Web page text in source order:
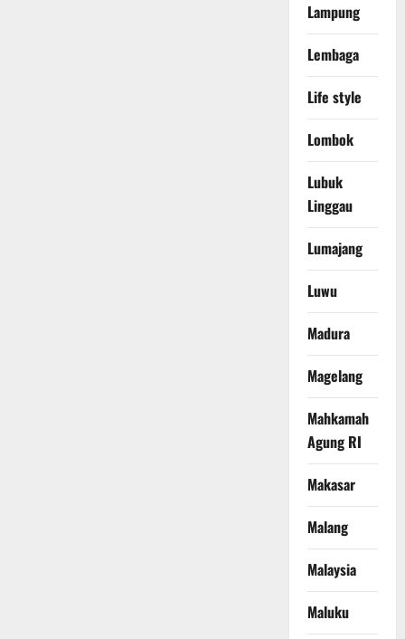
Lampung
Lembaga
Life style
Lombok
Lubuk
Linggau
Lumajang
Luwu
Madura
Magelang
Mahkamah
Agung RI
Makasar
Malang
Malaysia
Maluku